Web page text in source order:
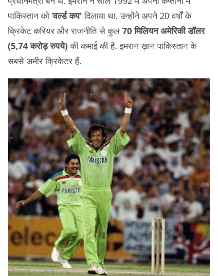
पाकिस्तान को ‘वर्ल्ड कप’दिलाया था. उन्होंने अपने 20 वर्षों के
क्रिकेट करियर और राजनीति से कुल 70 मिलियन अमेरिकी डॉलर
(5,74 करोड़ रुपये)की कमाई की है. इमरान ख़ान पाकिस्तान के
सबसे अमीर क्रिकेटर हैं.